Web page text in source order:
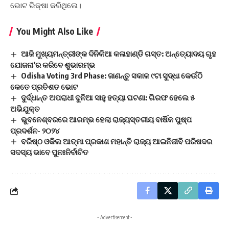
ଭୋଟ ଭିକ୍ଷା କରିଥିଲେ।
You Might Also Like
ଆଜି ମୁଖ୍ୟମନ୍ତ୍ରୀଙ୍କ ଦିନିକିଆ କଳାହାଣ୍ଡି ଗସ୍ତ: ଅନ୍ତ୍ୟୋଦୟ ଗୃହ
ଯୋଜନା’ର କରିବେ ଶୁଭାରମ୍ଭ
Odisha Voting 3rd Phase: ଜାଣନ୍ତୁ ସକାଳ ୯ଟା ସୁଦ୍ଧା କେଉଁଠି
କେତେ ପ୍ରତିଶତ ଭୋଟ
ଦୁର୍ଦ୍ଧାନ୍ତ ଅପରାଧୀ ଦୁନିଆ ସାହୁ ହତ୍ୟା ଘଟଣା: ଗିରଫ ହେଲେ ୫
ଅଭିଯୁକ୍ତ
ଭୁବନେଶ୍ବରରେ ଆରମ୍ଭ ହେଲା ରାଜ୍ୟସ୍ତରୀୟ ବାର୍ଷିକ ପୁଷ୍ପ
ପ୍ରଦର୍ଶନ- ୨୦୨୪
ବରିଷ୍ଠ ଓକିଲ ଆତ୍ମା ପ୍ରକାଶ ମହାନ୍ତି ରାଜ୍ୟ ଆଇନିଜୀବି ପରିଷଦର
ସଦସ୍ୟ ଭାବେ ପୁନଃନିର୍ବାଚିତ
- Advertisement -